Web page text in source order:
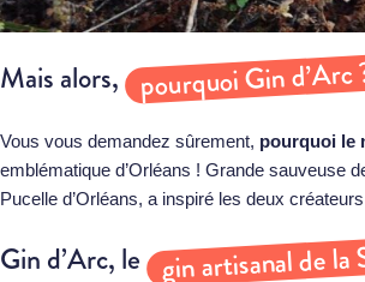
Mais alors, pourquoi Gin d’Arc
Vous vous demandez sûrement, pourquoi le
emblématique d’Orléans ! Grande sauveuse
Pucelle d’Orléans, a inspiré les deux
Gin d’Arc, le gin artisanal de la